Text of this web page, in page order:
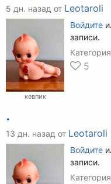
5 дн. назад от Leotaroli
кевпик
Войдите
записи.
5
.
13 дн. назад от Leotaroli
Войдите
записи.